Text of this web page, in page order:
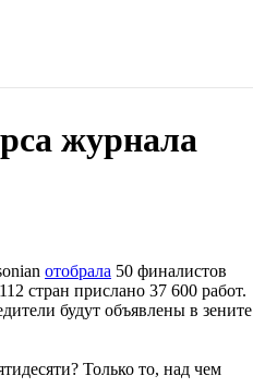
журнала
отобрала 50 финалистов
стран прислано 37 600 работ.
будут объявлены в зените
Только то, над чем